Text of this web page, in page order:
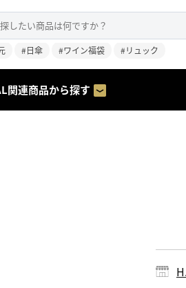
#日傘 #ワイン福袋 #リュック
関連商品から探す